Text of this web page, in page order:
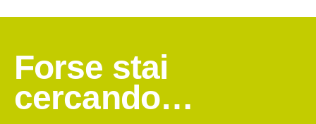
Forse stai
cercando…